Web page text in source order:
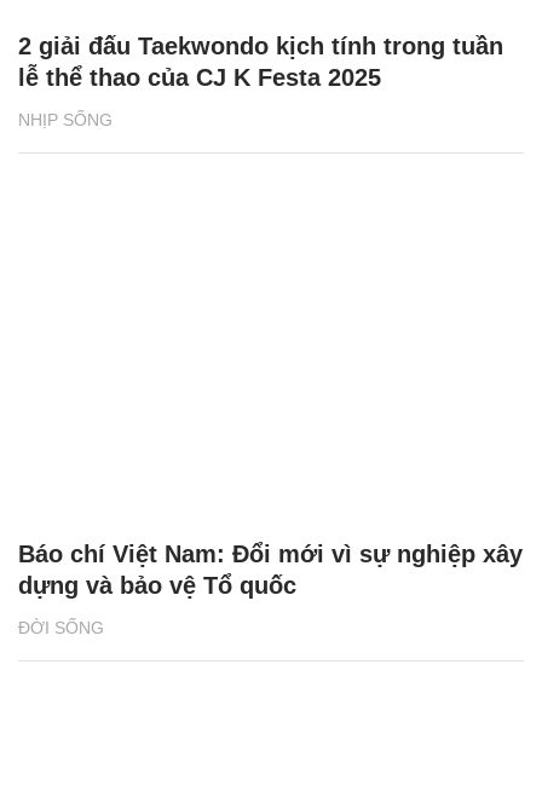
NHỊP SỐNG
2 giải đấu Taekwondo kịch tính trong tuần
lễ thể thao của CJ K Festa 2025
ĐỜI SỐNG
Báo chí Việt Nam: Đổi mới vì sự nghiệp xây
dựng và bảo vệ Tổ quốc